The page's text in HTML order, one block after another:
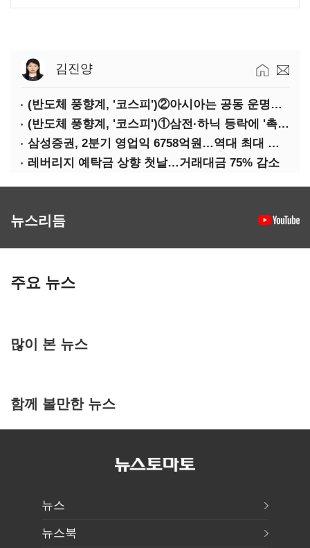
김진양
(반도체 풍향계, '코스피')②아시아는 공동 운명체?…일본·대만도 '동반 출렁'
(반도체 풍향계, '코스피')①삼전·하닉 등락에 '촉각'…코스피·나스닥 '한 몸'
삼성증권, 2분기 영업익 6758억원…역대 최대 경신
레버리지 예탁금 상향 첫날…거래대금 75% 감소
뉴스리듬
주요 뉴스
많이 본 뉴스
함께 볼만한 뉴스
뉴스
뉴스북